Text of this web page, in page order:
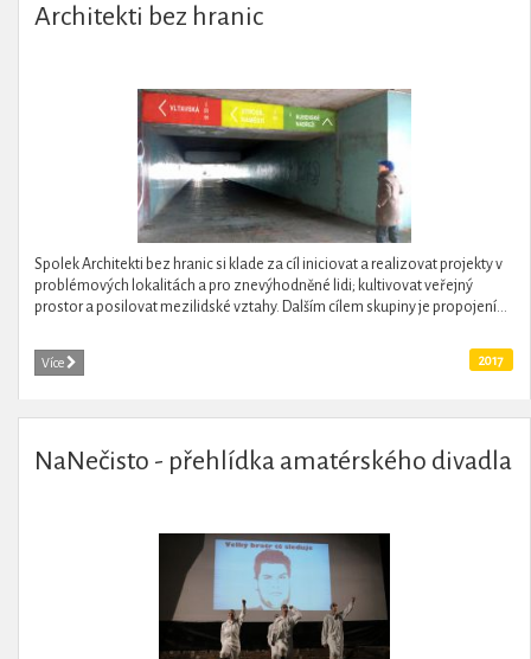
Architekti bez hranic
Spolek Architekti bez hranic si klade za cíl iniciovat a realizovat projekty v
problémových lokalitách a pro znevýhodněné lidi; kultivovat veřejný
prostor a posilovat mezilidské vztahy. Dalším cílem skupiny je propojení...
Více 2017
NaNečisto - přehlídka amatérského divadla